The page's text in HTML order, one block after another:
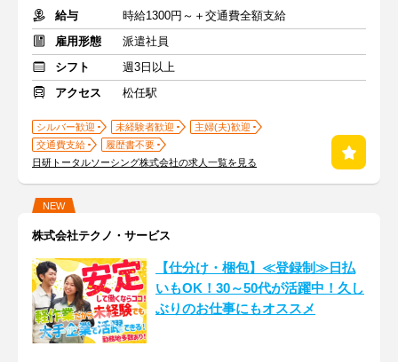
給与
時給1300円～＋交通費全額支給
雇用形態
派遣社員
シフト
週3日以上
アクセス
松任駅
シルバー歓迎 未経験者歓迎
主婦(夫)歓迎
交通費支給
履歴書不要
日研トータルソーシング株式会社の求人一覧を見る
NEW
株式会社テクノ・サービス
【仕分け・梱包】≪登録制≫日払
いもOK！30～50代が活躍中！久し
ぶりのお仕事にもオススメ